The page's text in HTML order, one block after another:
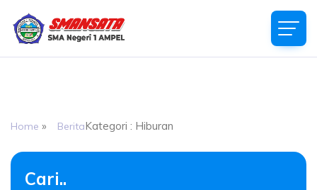
Home » BeritaKategori : Hiburan
Cari..